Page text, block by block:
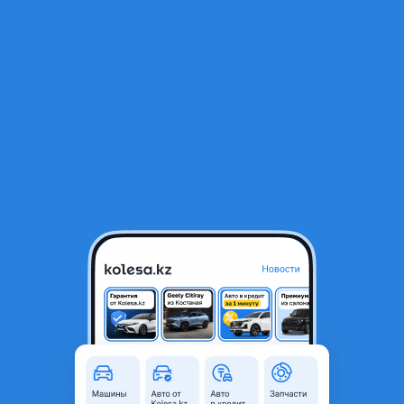
Крепление переднего заднего бампера
Алматы, Алматинская